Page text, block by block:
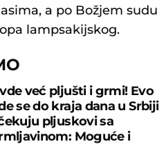
a po Božjem sudu
lampsakijskog.
već pljušti i grmi! Evo
se do kraja dana u Srbiji
pljuskovi sa
Moguće i